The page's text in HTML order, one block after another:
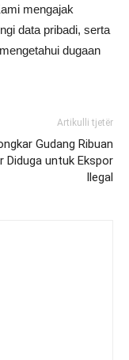
mengajak
data pribadi, serta
dugaan
Artikulli tjetër
Gudang Ribuan
Diduga untuk Ekspor
Ilegal